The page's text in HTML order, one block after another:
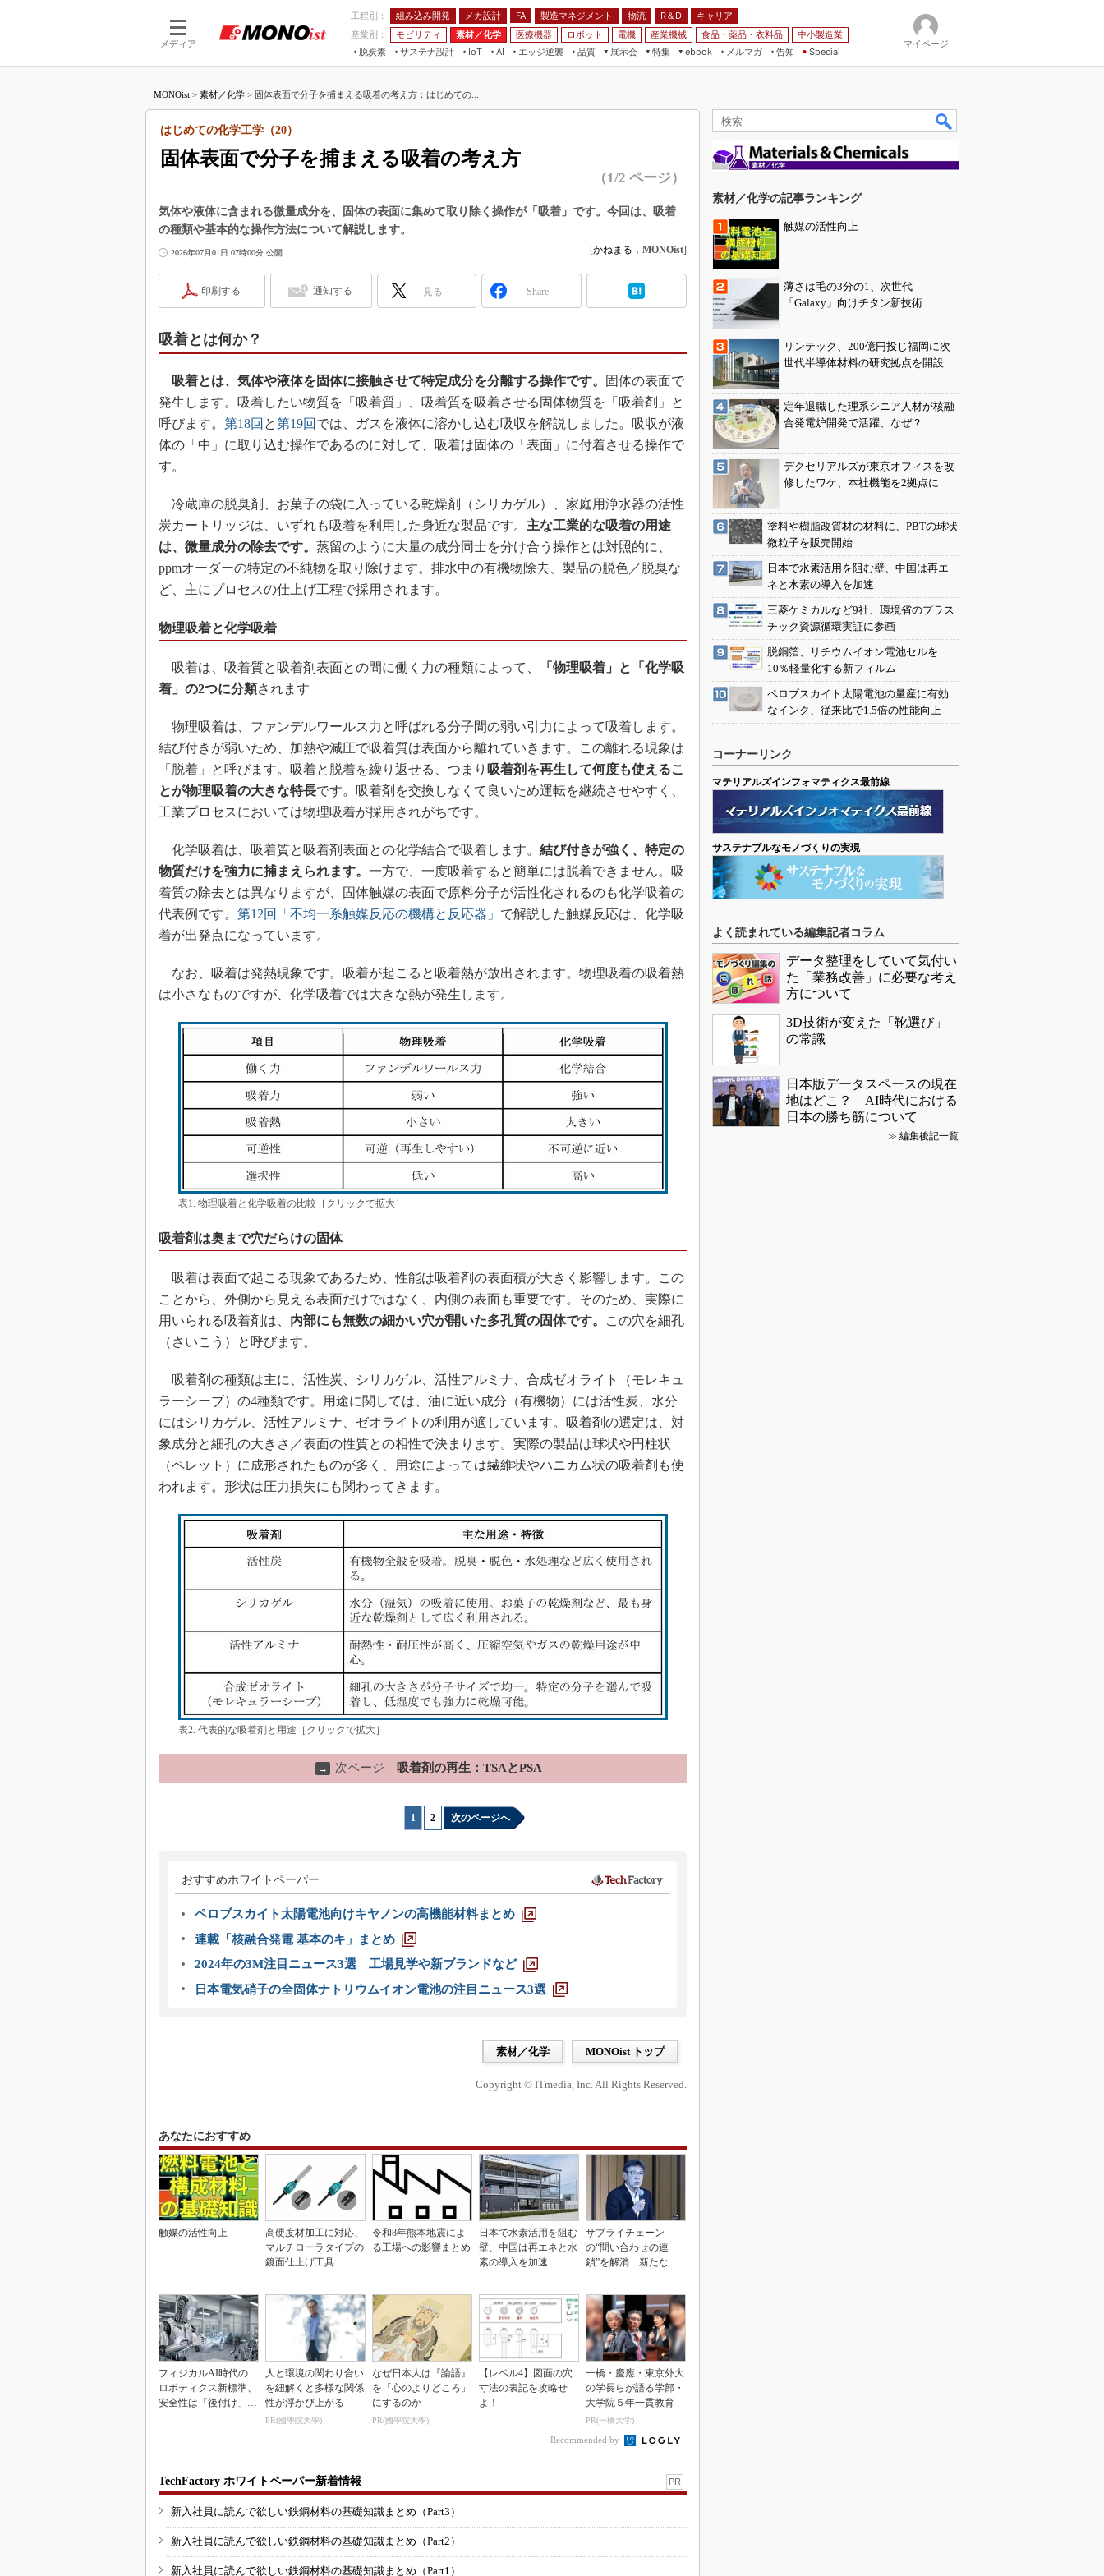
メディア
工程別： 組み込み開発 メカ設計 FA 製造マネジメント 物流 R＆D
キャリア
産業別：
モビリティ 素材／化学 医療機器 ロボット 電機 産業機械 食品・薬品・衣料品
中小製造業
脱炭素
サステナ設計
IoT
つながる工場
AI
AI×設備保全
エッジ逆襲 品質
展示会
JIMTOF
IIFES
ジャパンモビリティショー
スマート工場EXPO
EdgeTech+
産業オープンネット展
特集
VR／AR
フィールドサービス
Windows Embedded
車載ソフト開発
3Dプリンタ
デジタルツインとCAE
S＆OP
インダストリー4.0
製造業ビッグデータ
メイドインジャパン
植物工場
知財マネジメント
ebook
メルマガ
告知 Special
マイページ
MONOist > 素材／化学 > 固体表面で分子を捕まえる吸着の考え方：はじめての...
固体表面で分子を捕まえる吸着の考え方
はじめての化学工学（20）
（1/2 ページ）
気体や液体に含まれる微量成分を、固体の表面に集めて取り除く操作が「吸着」です。今回は、吸着
の種類や基本的な操作方法について解説します。
2026年07月01日 07時00分 公開 [かねまる ， MONOist]
印刷する 通知する 見る Share
吸着とは何か？
吸着とは、気体や液体を固体に接触させて特定成分を分離する操作です。
固体の表面で
発生します。吸着したい物質を「吸着質」、吸着質を吸着させる固体物質を「吸着剤」と
呼びます。 第18回 と第19回 では、ガスを液体に溶かし込む吸収を解説しました。吸収が液
体の「中」に取り込む操作であるのに対して、吸着は固体の「表面」に付着させる操作で
す。
冷蔵庫の脱臭剤、お菓子の袋に入っている乾燥剤（シリカゲル）、家庭用浄水器の活性
炭カートリッジは、いずれも吸着を利用した身近な製品です。 主な工業的な吸着の用途
は、微量成分の除去です。 蒸留のように大量の成分同士を分け合う操作とは対照的に、
ppmオーダーの特定の不純物を取り除けます。排水中の有機物除去、製品の脱色／脱臭な
ど、主にプロセスの仕上げ工程で採用されます。
物理吸着と化学吸着
吸着は、吸着質と吸着剤表面との間に働く力の種類によって、
「物理吸着」と「化学吸
着」の2つに分類されます
物理吸着は、ファンデルワールス力と呼ばれる分子間の弱い引力によって吸着します。
結び付きが弱いため、加熱や減圧で吸着質は表面から離れていきます。この離れる現象は
「脱着」と呼びます。吸着と脱着を繰り返せる、つまり 吸着剤を再生して何度も使えるこ
とが物理吸着の大きな特長です。吸着剤を交換しなくて良いため運転を継続させやすく、
工業プロセスにおいては物理吸着が採用されがちです。
化学吸着は、吸着質と吸着剤表面との化学結合で吸着します。 結び付きが強く、特定の
物質だけを強力に捕まえられます。 一方で、一度吸着すると簡単には脱着できません。吸
着質の除去とは異なりますが、固体触媒の表面で原料分子が活性化されるのも化学吸着の
代表例です。 第12回「不均一系触媒反応の機構と反応器」 で解説した触媒反応は、化学吸
着が出発点になっています。
なお、吸着は発熱現象です。吸着が起こると吸着熱が放出されます。物理吸着の吸着熱
は小さなものですが、化学吸着では大きな熱が発生します。
表1. 物理吸着と化学吸着の比較［クリックで拡大］
吸着剤は奥まで穴だらけの固体
吸着は表面で起こる現象であるため、性能は吸着剤の表面積が大きく影響します。この
ことから、外側から見える表面だけではなく、内側の表面も重要です。そのため、実際に
用いられる吸着剤は、 内部にも無数の細かい穴が開いた多孔質の固体です。
この穴を細孔
（さいこう）と呼びます。
吸着剤の種類は主に、活性炭、シリカゲル、活性アルミナ、合成ゼオライト（モレキュ
ラーシーブ）の4種類です。用途に関しては、油に近い成分（有機物）には活性炭、水分
にはシリカゲル、活性アルミナ、ゼオライトの利用が適しています。吸着剤の選定は、対
象成分と細孔の大きさ／表面の性質との相性で決まります。実際の製品は球状や円柱状
（ペレット）に成形されたものが多く、用途によっては繊維状やハニカム状の吸着剤も使
われます。形状は圧力損失にも関わってきます。
表2. 代表的な吸着剤と用途［クリックで拡大］
→ 次ページ 吸着剤の再生：TSAとPSA
1 2 次のページへ
おすすめホワイトペーパー
ペロブスカイト太陽電池向けキヤノンの高機能材料まとめ
連載「核融合発電 基本のキ」まとめ
2024年の3M注目ニュース3選 工場見学や新ブランドなど
日本電気硝子の全固体ナトリウムイオン電池の注目ニュース3選
素材／化学 MONOist トップ
Copyright © ITmedia, Inc. All Rights Reserved.
あなたにおすすめ
触媒の活性向上
高硬度材加工に対応、
マルチローラタイプの
鏡面仕上げ工具
令和8年熊本地震によ
る工場への影響まとめ
日本で水素活用を阻む
壁、中国は再エネと水
素の導入を加速
サプライチェーン
の“問い合わせの連
鎖”を解消 新たな情
P」
フィジカルAI時代の
ロボティクス新標準、
安全性は「後付け」で
人と環境の関わり合い
を紐解くと多様な関係
性が浮かび上がる
PR(國學院大學)
なぜ日本人は『論語』
を「心のよりどころ」
にするのか
PR(國學院大學)
【レベル4】図面の穴
寸法の表記を攻略せ
よ！
一橋・慶應・東京外大
の学長らが語る学部・
大学院５年一貫教育
PR(一橋大学)
Recommended by
TechFactory ホワイトペーパー新着情報 PR
新入社員に読んで欲しい鉄鋼材料の基礎知識まとめ（Part3）
新入社員に読んで欲しい鉄鋼材料の基礎知識まとめ（Part2）
新入社員に読んで欲しい鉄鋼材料の基礎知識まとめ（Part1）
素材／化学の記事ランキング
触媒の活性向上
薄さは毛の3分の1、次世代
「Galaxy」向けチタン新技術
リンテック、200億円投じ福岡に次
世代半導体材料の研究拠点を開設
定年退職した理系シニア人材が核融
合発電炉開発で活躍、なぜ？
デクセリアルズが東京オフィスを改
修したワケ、本社機能を2拠点に
塗料や樹脂改質材の材料に、PBTの球状
微粒子を販売開始
日本で水素活用を阻む壁、中国は再エ
ネと水素の導入を加速
三菱ケミカルなど9社、環境省のプラス
チック資源循環実証に参画
脱銅箔、リチウムイオン電池セルを
10％軽量化する新フィルム
ペロブスカイト太陽電池の量産に有効
なインク、従来比で1.5倍の性能向上
コーナーリンク
マテリアルズインフォマティクス最前線
サステナブルなモノづくりの実現
よく読まれている編集記者コラム
データ整理をしていて気付い
た「業務改善」に必要な考え
方について
3D技術が変えた「靴選び」
の常識
日本版データスペースの現在
地はどこ？ AI時代における
日本の勝ち筋について
≫ 編集後記一覧